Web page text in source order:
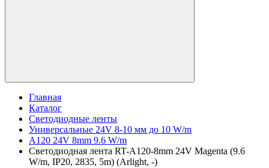
Главная
Каталог
Светодиодные ленты
Универсальные 24V 8-10 мм до 10 W/m
A120 24V 8mm 9.6 W/m
Светодиодная лента RT-A120-8mm 24V Magenta (9.6
W/m, IP20, 2835, 5m) (Arlight, -)